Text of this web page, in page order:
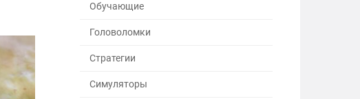
Обучающие
Головоломки
Стратегии
Симуляторы